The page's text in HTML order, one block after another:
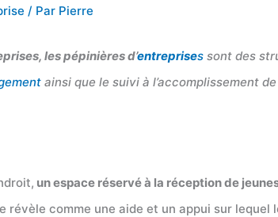
/ Par Pierre
les pépinières d’entreprises sont des
ainsi que le suivi à l’accomplissement
un espace réservé à la réception de
révèle comme une aide et un appui sur